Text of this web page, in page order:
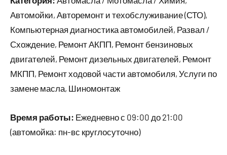
Автомойки, Авторемонт и техобслуживание (СТО),
Компьютерная диагностика автомобилей, Развал /
Схождение, Ремонт АКПП, Ремонт бензиновых
двигателей, Ремонт дизельных двигателей, Ремонт
МКПП, Ремонт ходовой части автомобиля, Услуги по
замене масла, Шиномонтаж
Время работы: Ежедневно с 09:00 до 21:00
(автомойка: пн-вс круглосуточно)